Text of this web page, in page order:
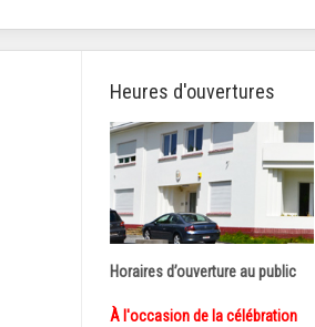
Heures d'ouvertures
Horaires d’ouverture au public
À l'occasion de la célébration